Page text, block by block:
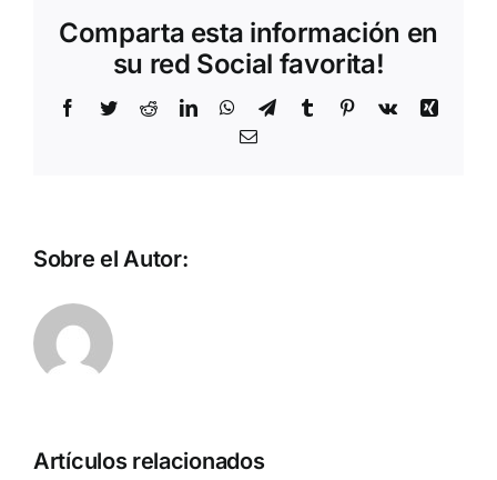
Comparta esta información en
su red Social favorita!
Facebook
TwitterRedditLinkedInWhatsApp
Telegram
TumblrPinterest
Vk
Xing
Correo
Sobre el Autor:
Artículos relacionados